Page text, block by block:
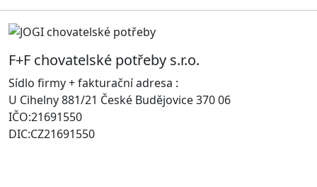
F+F chovatelské potřeby s.r.o.
Sídlo firmy + fakturační adresa :
U Cihelny 881/21 České Budějovice 370 06
IČO:21691550
DIC:CZ21691550